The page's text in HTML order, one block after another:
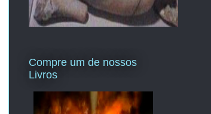
Compre um de nossos
Livros